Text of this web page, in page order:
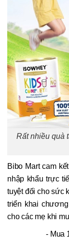
Rất nhiều quà
Bibo Mart cam
nhập khẩu trực
tuyệt đối cho sức
triển khai
cho các mẹ khi
- Mua